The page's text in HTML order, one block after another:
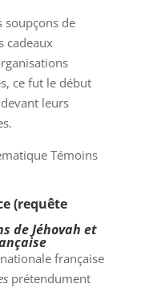
soupçons de
cadeaux
ce fut le début
leurs
Témoins
(requête
de Jéhovah et
française
prétendument